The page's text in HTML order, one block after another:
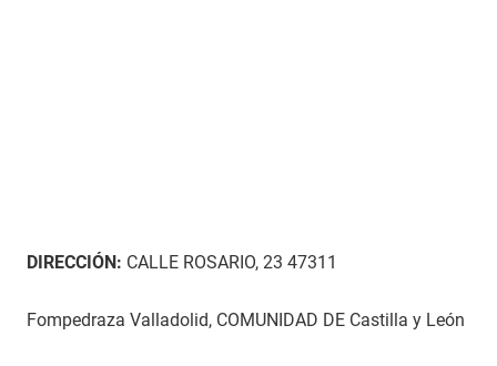
DIRECCIÓN: CALLE ROSARIO, 23 47311
Fompedraza Valladolid, COMUNIDAD DE Castilla y León